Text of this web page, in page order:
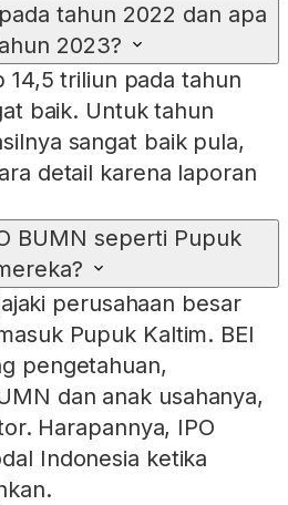
tahun 2022 dan apa
2023?
14,5 triliun pada tahun
baik. Untuk tahun
sangat baik pula,
detail karena laporan
BUMN seperti Pupuk
perusahaan besar
Pupuk Kaltim. BEI
pengetahuan,
dan anak usahanya,
Harapannya, IPO
Indonesia ketika